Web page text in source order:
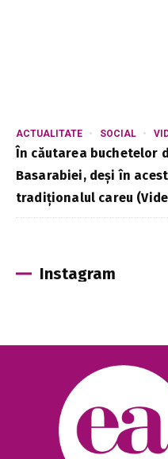
ACTUALITATE SOCIAL
În căutarea buchetelor
Basarabiei, deși în
tradiționalul careu
Instagram